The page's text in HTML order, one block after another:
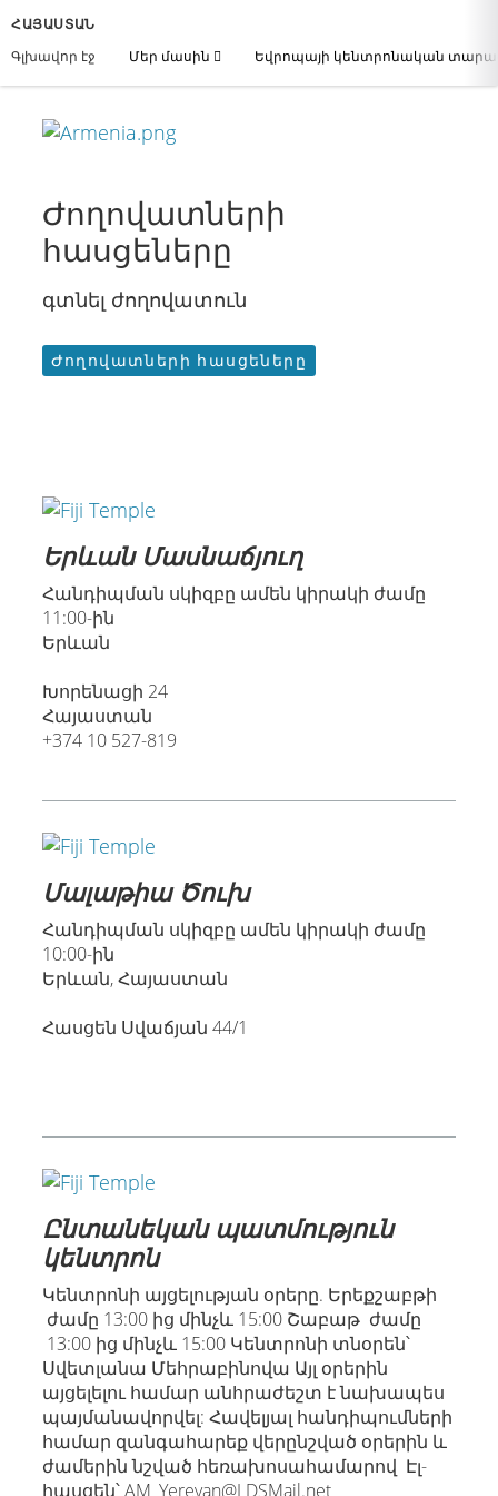
ՀԱՅԱՍՏԱՆ
Գլխավոր էջ
Մեր մասին Եվրոպայի կենտրոնական
Ժողովատների
հասցեները
գտնել ժողովատուն
Ժողովատների հասցեները
Երևան Մասնաճյուղ
Հանդիպման սկիզբը ամեն կիրակի ժամը
11:00-ին
Երևան
Խորենացի 24
Հայաստան
+374 10 527-819
Մալաթիա Ծուխ
Հանդիպման սկիզբը ամեն կիրակի ժամը
10:00-ին
Երևան, Հայաստան
Հասցեն Սվաճյան 44/1
Ընտանեկան պատմություն
կենտրոն
Կենտրոնի այցելության օրերը. Երեքշաբթի
ժամը 13:00 ից մինչև 15:00 Շաբաթ ժամը
13:00 ից մինչև 15:00 Կենտրոնի տնօրեն՝
Սվետլանա Մեհրաբինովա Այլ օրերին
այցելելու համար անհրաժեշտ է նախապես
պայմանավորվել: Հավելյալ հանդիպումների
համար զանգահարեք վերընշված օրերին և
ժամերին նշված հեռախոսահամարով Էլ-
հասցեն՝ AM_Yerevan@LDSMail.net